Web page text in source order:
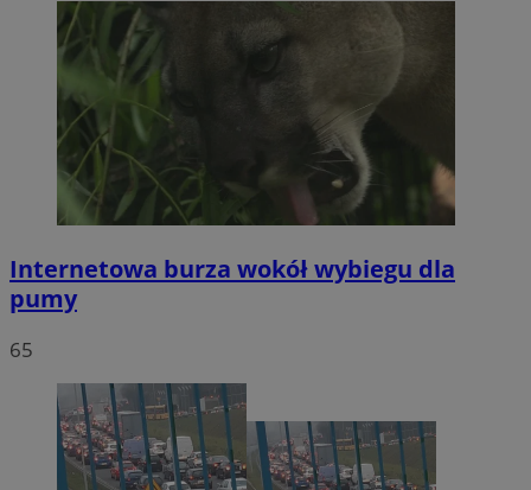
Internetowa burza wokół wybiegu dla
pumy
65